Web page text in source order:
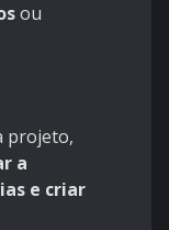
ou
projeto,
a
e criar